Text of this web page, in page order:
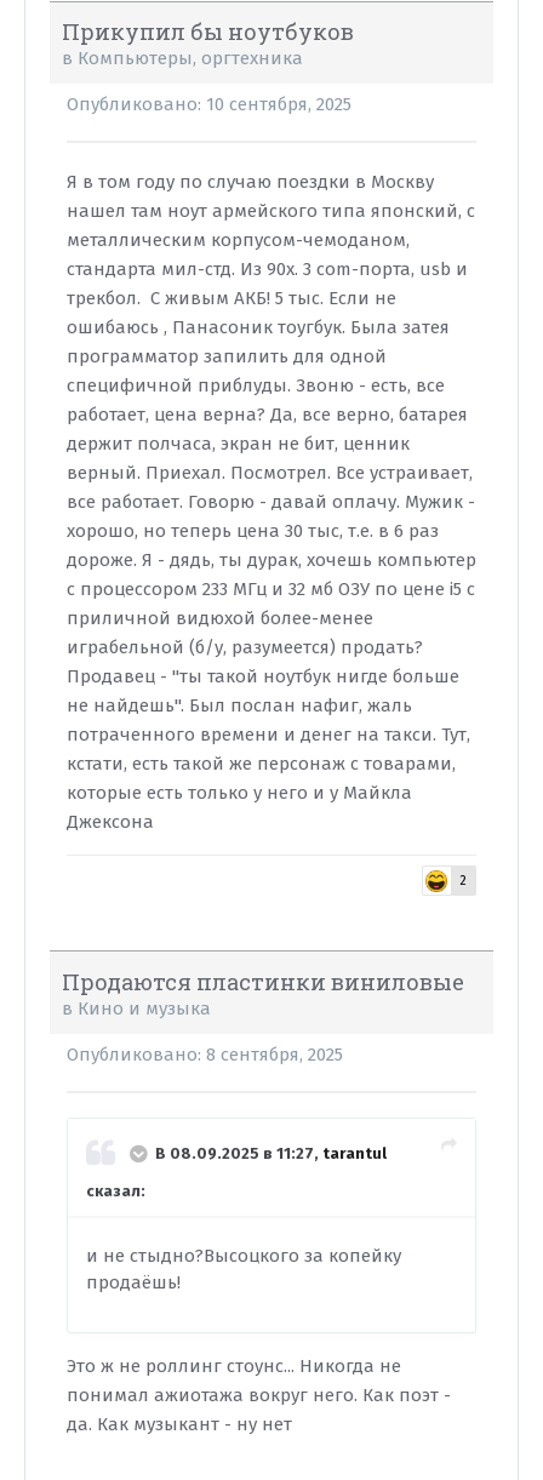
Прикупил бы ноутбуков
в Компьютеры, оргтехника
Опубликовано: 10 сентября, 2025
Я в том году по случаю поездки в Москву
нашел там ноут армейского типа японский, с
металлическим корпусом-чемоданом,
стандарта мил-стд. Из 90х. 3 com-порта, usb и
трекбол. С живым АКБ! 5 тыс. Если не
ошибаюсь , Панасоник тоугбук. Была затея
программатор запилить для одной
специфичной приблуды. Звоню - есть, все
работает, цена верна? Да, все верно, батарея
держит полчаса, экран не бит, ценник
верный. Приехал. Посмотрел. Все устраивает,
все работает. Говорю - давай оплачу. Мужик -
хорошо, но теперь цена 30 тыс, т.е. в 6 раз
дороже. Я - дядь, ты дурак, хочешь компьютер
с процессором 233 МГц и 32 мб ОЗУ по цене i5 с
приличной видюхой более-менее
играбельной (б/у, разумеется) продать?
Продавец - "ты такой ноутбук нигде больше
не найдешь". Был послан нафиг, жаль
потраченного времени и денег на такси. Тут,
кстати, есть такой же персонаж с товарами,
которые есть только у него и у Майкла
Джексона
2
Продаются пластинки виниловые
в Кино и музыка
Опубликовано: 8 сентября, 2025
В 08.09.2025 в 11:27, tarantul
сказал:
и не стыдно?Высоцкого за копейку
продаёшь!
Это ж не роллинг стоунс... Никогда не
понимал ажиотажа вокруг него. Как поэт -
да. Как музыкант - ну нет